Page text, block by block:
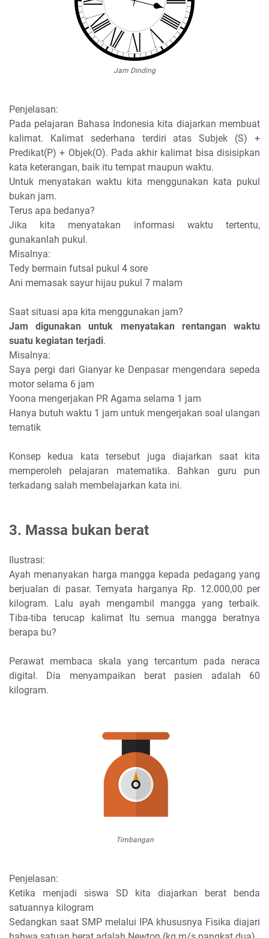
Jam Dinding
Penjelasan:
Pada pelajaran Bahasa Indonesia kita diajarkan membuat
kalimat. Kalimat sederhana terdiri atas Subjek (S) +
Predikat(P) + Objek(O). Pada akhir kalimat bisa disisipkan
kata keterangan, baik itu tempat maupun waktu.
Untuk menyatakan waktu kita menggunakan kata pukul
bukan jam.
Terus apa bedanya?
Jika kita menyatakan informasi waktu tertentu,
gunakanlah pukul.
Misalnya:
Tedy bermain futsal pukul 4 sore
Ani memasak sayur hijau pukul 7 malam
Saat situasi apa kita menggunakan jam?
Jam digunakan untuk menyatakan rentangan waktu
suatu kegiatan terjadi.
Misalnya:
Saya pergi dari Gianyar ke Denpasar mengendara sepeda
motor selama 6 jam
Yoona mengerjakan PR Agama selama 1 jam
Hanya butuh waktu 1 jam untuk mengerjakan soal ulangan
tematik
Konsep kedua kata tersebut juga diajarkan saat kita
memperoleh pelajaran matematika. Bahkan guru pun
terkadang salah membelajarkan kata ini.
3. Massa bukan berat
Ilustrasi:
Ayah menanyakan harga mangga kepada pedagang yang
berjualan di pasar. Ternyata harganya Rp. 12.000,00 per
kilogram. Lalu ayah mengambil mangga yang terbaik.
Tiba-tiba terucap kalimat Itu semua mangga beratnya
berapa bu?
Perawat membaca skala yang tercantum pada neraca
digital. Dia menyampaikan berat pasien adalah 60
kilogram.
Timbangan
Penjelasan:
Ketika menjadi siswa SD kita diajarkan berat benda
satuannya kilogram
Sedangkan saat SMP melalui IPA khususnya Fisika diajari